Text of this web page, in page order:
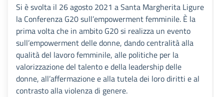
Si è svolta il 26 agosto 2021 a Santa Margherita Ligure
la Conferenza G20 sull’empowerment femminile. È la
prima volta che in ambito G20 si realizza un evento
sull’empowerment delle donne, dando centralità alla
qualità del lavoro femminile, alle politiche per la
valorizzazione del talento e della leadership delle
donne, all’affermazione e alla tutela dei loro diritti e al
contrasto alla violenza di genere.